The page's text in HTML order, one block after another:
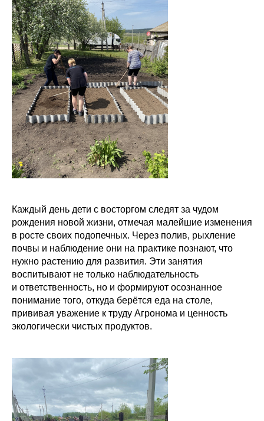
Каждый день дети с восторгом следят за чудом
рождения новой жизни, отмечая малейшие изменения
в росте своих подопечных. Через полив, рыхление
почвы и наблюдение они на практике познают, что
нужно растению для развития. Эти занятия
воспитывают не только наблюдательность
и ответственность, но и формируют осознанное
понимание того, откуда берётся еда на столе,
прививая уважение к труду Агронома и ценность
экологически чистых продуктов.